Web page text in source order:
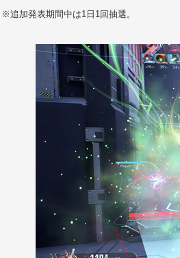
※追加発表期間中は1日1回抽選。